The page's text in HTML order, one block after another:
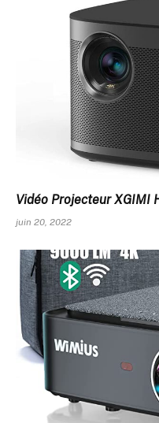
Vidéo Projecteur XGIMI
juin 20, 2022